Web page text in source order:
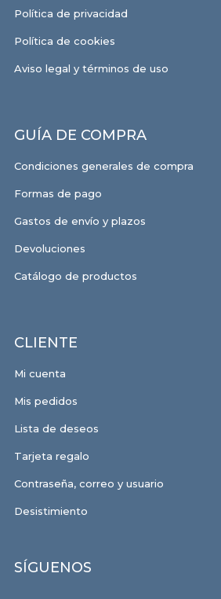
Política de privacidad
Política de cookies
Aviso legal y términos de uso
GUÍA DE COMPRA
Condiciones generales de compra
Formas de pago
Gastos de envío y plazos
Devoluciones
Catálogo de productos
CLIENTE
Mi cuenta
Mis pedidos
Lista de deseos
Tarjeta regalo
Contraseña, correo y usuario
Desistimiento
SÍGUENOS